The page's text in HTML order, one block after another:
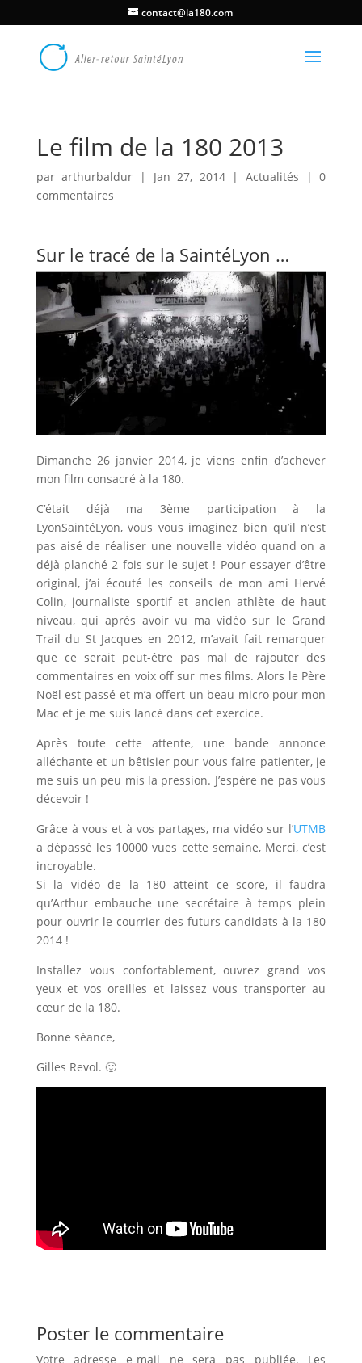
contact@la180.com
Le film de la 180 2013
pararthurbaldur | Jan 27, 2014|Actualités |0
commentaires
Sur le tracé de la SaintéLyon …
Dimanche 26 janvier 2014, je viens enfin d’achever
mon film consacré à la 180.
C’était déjà ma 3ème participation à la
LyonSaintéLyon, vous vous imaginez bien qu’il n’est
pas aisé de réaliser une nouvelle vidéo quand on a
déjà planché 2 fois sur le sujet ! Pour essayer d’être
original, j’ai écouté les conseils de mon ami Hervé
Colin, journaliste sportif et ancien athlète de haut
niveau, qui après avoir vu ma vidéo sur le Grand
Trail du St Jacques en 2012, m’avait fait remarquer
que ce serait peut-être pas mal de rajouter des
commentaires en voix off sur mes films. Alors le Père
Noël est passé et m’a offert un beau micro pour mon
Mac et je me suis lancé dans cet exercice.
Après toute cette attente, une bande annonce
alléchante et un bêtisier pour vous faire patienter, je
me suis un peu mis la pression. J’espère ne pas vous
décevoir !
Grâce à vous et à vos partages, ma vidéo sur l’UTMB
a dépassé les 10000 vues cette semaine, Merci, c’est
incroyable.
Si la vidéo de la 180 atteint ce score, il faudra
qu’Arthur embauche une secrétaire à temps plein
pour ouvrir le courrier des futurs candidats à la 180
2014 !
Installez vous confortablement, ouvrez grand vos
yeux et vos oreilles et laissez vous transporter au
cœur de la 180.
Bonne séance,
Gilles Revol. 🙂
Poster le commentaire
Votre adresse e-mail ne sera pas publiée.
Les